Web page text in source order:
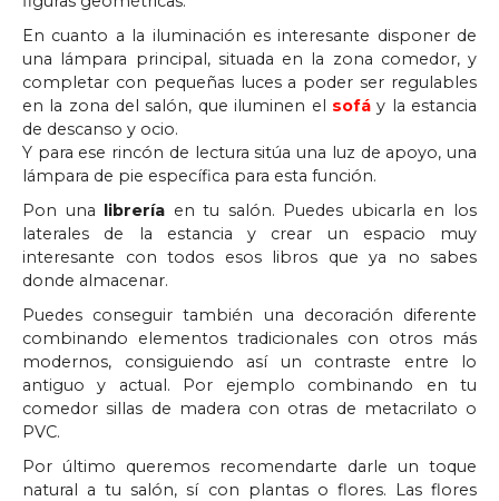
En cuanto a la iluminación es interesante disponer de
una lámpara principal, situada en la zona comedor, y
completar con pequeñas luces a poder ser regulables
en la zona del salón, que iluminen el sofáy la estancia
de descanso y ocio.
Y para ese rincón de lectura sitúa una luz de apoyo, una
lámpara de pie específica para esta función.
Pon una librería en tu salón. Puedes ubicarla en los
laterales de la estancia y crear un espacio muy
interesante con todos esos libros que ya no sabes
donde almacenar.
Puedes conseguir también una decoración diferente
combinando elementos tradicionales con otros más
modernos, consiguiendo así un contraste entre lo
antiguo y actual. Por ejemplo combinando en tu
comedor sillas de madera con otras de metacrilato o
PVC.
Por último queremos recomendarte darle un toque
natural a tu salón, sí con plantas o flores. Las flores